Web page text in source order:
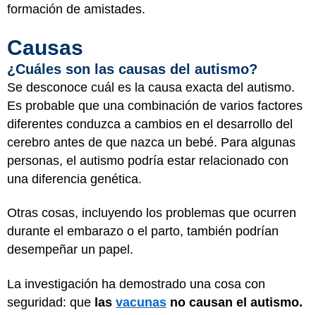
formación de amistades.
Causas
¿Cuáles son las causas del autismo?
Se desconoce cuál es la causa exacta del autismo.
Es probable que una combinación de varios factores
diferentes conduzca a cambios en el desarrollo del
cerebro antes de que nazca un bebé. Para algunas
personas, el autismo podría estar relacionado con
una diferencia genética.
Otras cosas, incluyendo los problemas que ocurren
durante el embarazo o el parto, también podrían
desempeñar un papel.
La investigación ha demostrado una cosa con
seguridad: que las vacunas no causan el autismo.